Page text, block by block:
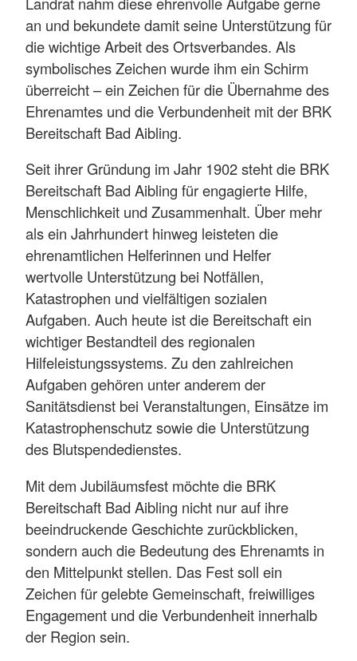
an und bekundete damit seine Unterstützung für
die wichtige Arbeit des Ortsverbandes. Als
symbolisches Zeichen wurde ihm ein Schirm
überreicht – ein Zeichen für die Übernahme des
Ehrenamtes und die Verbundenheit mit der BRK
Bereitschaft Bad Aibling.
Seit ihrer Gründung im Jahr 1902 steht die BRK
Bereitschaft Bad Aibling für engagierte Hilfe,
Menschlichkeit und Zusammenhalt. Über mehr
als ein Jahrhundert hinweg leisteten die
ehrenamtlichen Helferinnen und Helfer
wertvolle Unterstützung bei Notfällen,
Katastrophen und vielfältigen sozialen
Aufgaben. Auch heute ist die Bereitschaft ein
wichtiger Bestandteil des regionalen
Hilfeleistungssystems. Zu den zahlreichen
Aufgaben gehören unter anderem der
Sanitätsdienst bei Veranstaltungen, Einsätze im
Katastrophenschutz sowie die Unterstützung
des Blutspendedienstes.
Mit dem Jubiläumsfest möchte die BRK
Bereitschaft Bad Aibling nicht nur auf ihre
beeindruckende Geschichte zurückblicken,
sondern auch die Bedeutung des Ehrenamts in
den Mittelpunkt stellen. Das Fest soll ein
Zeichen für gelebte Gemeinschaft, freiwilliges
Engagement und die Verbundenheit innerhalb
der Region sein.